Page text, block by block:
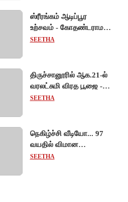
ஸ்ரீரங்கம் ஆடிப்பூர
உற்சவம் - கோதண்டராமர்
திருக்கோலத்தில்
SEETHA
திருச்சானூரில் ஆக.21-ல்
வரலட்சுமி விரத பூஜை -
தேவஸ்தான அறங்காவலர்
SEETHA
நெகிழ்ச்சி வீடியோ... 97
வயதில் விமான
இறக்கையில் பயணித்து
SEETHA